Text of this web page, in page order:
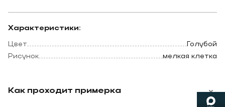
Характеристики:
Цвет
Голубой
Рисунок
мелкая клетка
Как проходит примерка